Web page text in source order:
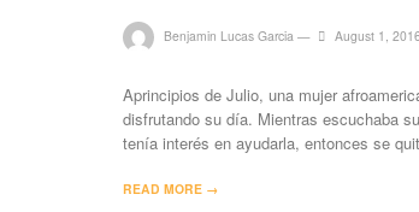
Benjamin Lucas Garcia — August 1,
Aprincipios de Julio, una mujer
disfrutando su día. Mientras escuchaba
tenía interés en ayudarla, entonces se
READ MORE →